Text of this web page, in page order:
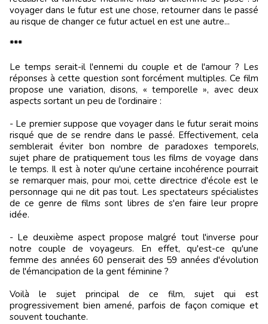
voyager dans le futur est une chose, retourner dans le passé
au risque de changer ce futur actuel en est une autre...
***
Le temps serait-il l'ennemi du couple et de l'amour ? Les
réponses à cette question sont forcément multiples. Ce film
propose une variation, disons, « temporelle », avec deux
aspects sortant un peu de l'ordinaire :
- Le premier suppose que voyager dans le futur serait moins
risqué que de se rendre dans le passé. Effectivement, cela
semblerait éviter bon nombre de paradoxes temporels,
sujet phare de pratiquement tous les films de voyage dans
le temps. Il est à noter qu'une certaine incohérence pourrait
se remarquer mais, pour moi, cette directrice d'école est le
personnage qui ne dit pas tout. Les spectateurs spécialistes
de ce genre de films sont libres de s'en faire leur propre
idée.
- Le deuxième aspect propose malgré tout l'inverse pour
notre couple de voyageurs. En effet, qu'est-ce qu'une
femme des années 60 penserait des 59 années d'évolution
de l'émancipation de la gent féminine ?
Voilà le sujet principal de ce film, sujet qui est
progressivement bien amené, parfois de façon comique et
souvent touchante.